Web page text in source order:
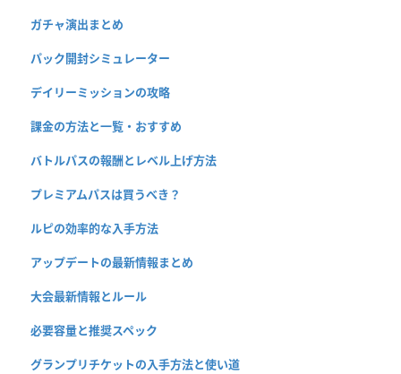
ガチャ演出まとめ
パック開封シミュレーター
デイリーミッションの攻略
課金の方法と一覧・おすすめ
バトルパスの報酬とレベル上げ方法
プレミアムパスは買うべき？
ルピの効率的な入手方法
アップデートの最新情報まとめ
大会最新情報とルール
必要容量と推奨スペック
グランプリチケットの入手方法と使い道